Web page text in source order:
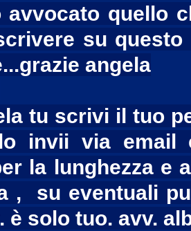
avvocato quello
su
angela
tu scrivi il tuo
invii via email
la lunghezza e
, su eventuali
è solo tuo. avv.